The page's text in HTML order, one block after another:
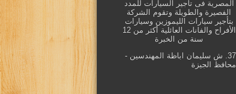
المصرية فى تأجير السيارات للمدد
الفصيرة والطويلة وتقوم الشركة
بتأجير سيارات الليموزين وسيارات
الأفراح والفانات العائلية أكثر من 12
سنة من الخبرة
37. ش سليمان اباظة المهندسين -
محافظ الجيزة